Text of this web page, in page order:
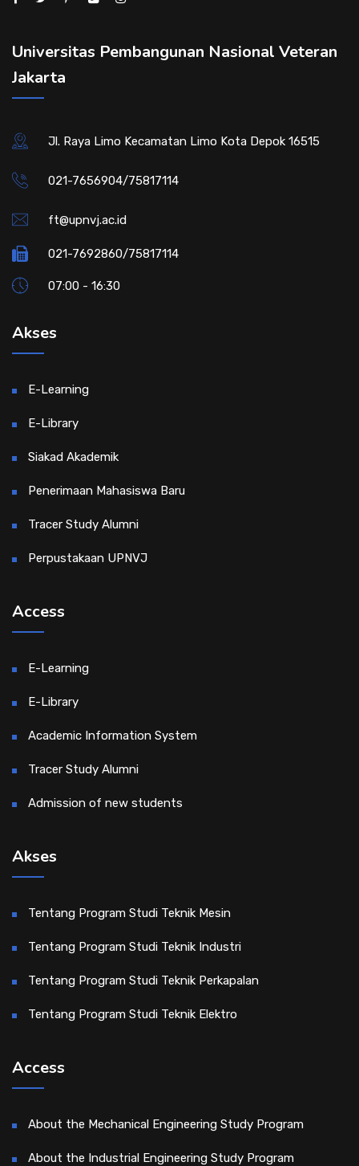
Universitas Pembangunan Nasional Veteran
Jakarta
Jl. Raya Limo Kecamatan Limo Kota Depok 16515
021-7656904/75817114
ft@upnvj.ac.id
021-7692860/75817114
07:00 - 16:30
Akses
E-Learning
E-Library
Siakad Akademik
Penerimaan Mahasiswa Baru
Tracer Study Alumni
Perpustakaan UPNVJ
Access
E-Learning
E-Library
Academic Information System
Tracer Study Alumni
Admission of new students
Akses
Tentang Program Studi Teknik Mesin
Tentang Program Studi Teknik Industri
Tentang Program Studi Teknik Perkapalan
Tentang Program Studi Teknik Elektro
Access
About the Mechanical Engineering Study Program
About the Industrial Engineering Study Program